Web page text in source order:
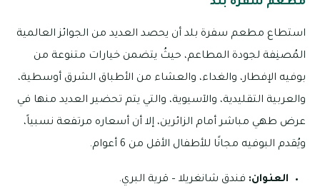
استطاع مطعم سفرة بلد أن يحصد العديد من الجوائز العالمية
المُصنِفة لجودة المطاعم، حيثُ يتضمن خيارات متنوعة من
بوفيه الإفطار، والغداء، والعشاء من الأطباق الشرق أوسطية،
والعربية التقليدية، والآسيوية، والتي يتم تحضير العديد منها في
عرض طهي مباشر أمام الزائرين، إلا أن أسعاره مرتفعة نسبياً،
ويُقدم البوفيه مجانًا للأطفال الأقل من 6 أعوام.
العنوان: فندق شانغريلا – قرية البري.